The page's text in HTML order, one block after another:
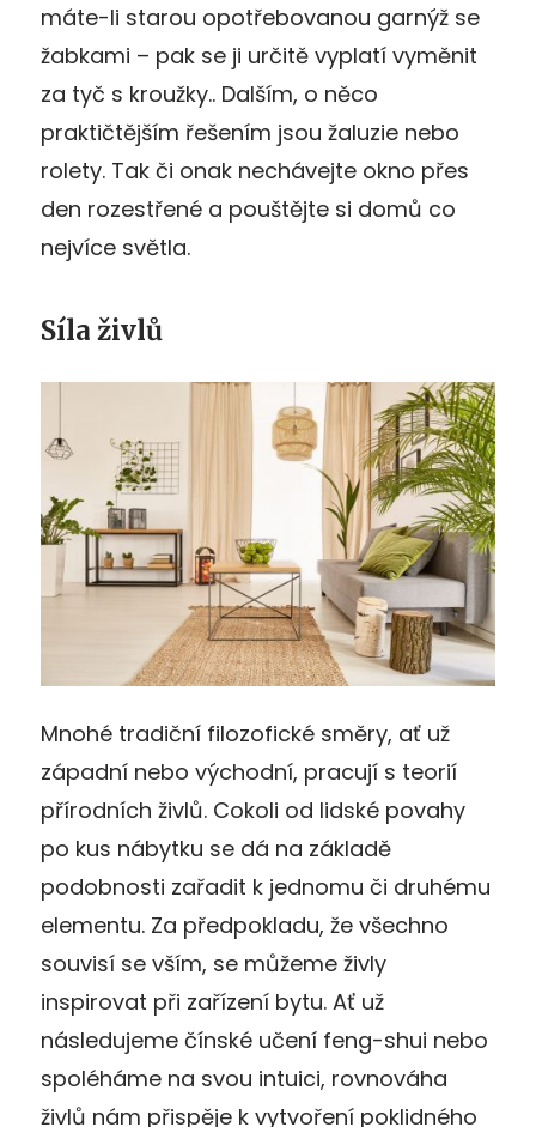
máte-li starou opotřebovanou garnýž se
žabkami – pak se ji určitě vyplatí vyměnit
za tyč s kroužky.. Dalším, o něco
praktičtějším řešením jsou žaluzie nebo
rolety. Tak či onak nechávejte okno přes
den rozestřené a pouštějte si domů co
nejvíce světla.
Síla živlů
Mnohé tradiční filozofické směry, ať už
západní nebo východní, pracují s teorií
přírodních živlů. Cokoli od lidské povahy
po kus nábytku se dá na základě
podobnosti zařadit k jednomu či druhému
elementu. Za předpokladu, že všechno
souvisí se vším, se můžeme živly
inspirovat při zařízení bytu. Ať už
následujeme čínské učení feng-shui nebo
spoléháme na svou intuici, rovnováha
živlů nám přispěje k vytvoření poklidného